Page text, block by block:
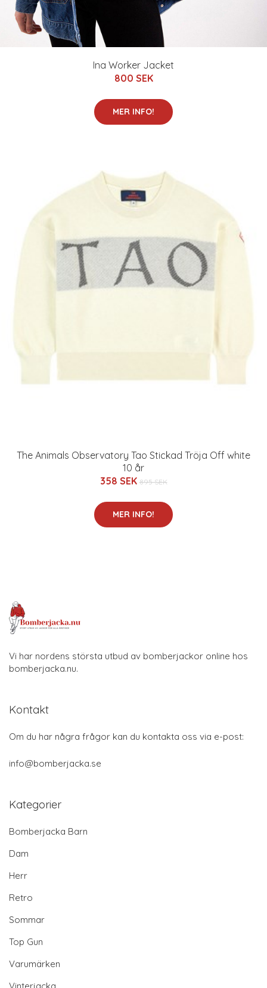
Ina Worker Jacket
800 SEK
MER INFO!
The Animals Observatory Tao Stickad Tröja Off white
10 år
358 SEK 895 SEK
MER INFO!
Vi har nordens största utbud av bomberjackor online hos
bomberjacka.nu.
Kontakt
Om du har några frågor kan du kontakta oss via e-post:
info@bomberjacka.se
Kategorier
Bomberjacka Barn
Dam
Herr
Retro
Sommar
Top Gun
Varumärken